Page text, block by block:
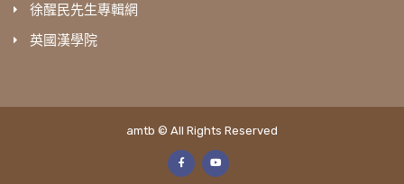
徐醒民先生專輯網
英國漢學院
amtb © All Rights Reserved